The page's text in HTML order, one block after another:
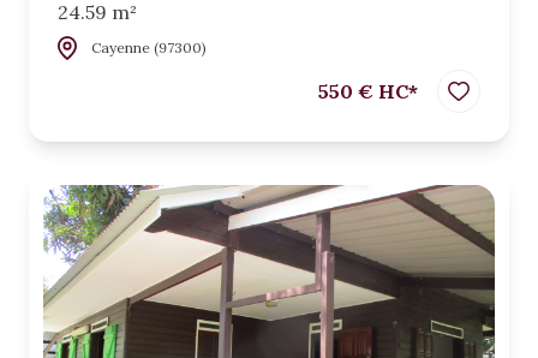
24.59 m²
Cayenne (97300)
550 € HC*